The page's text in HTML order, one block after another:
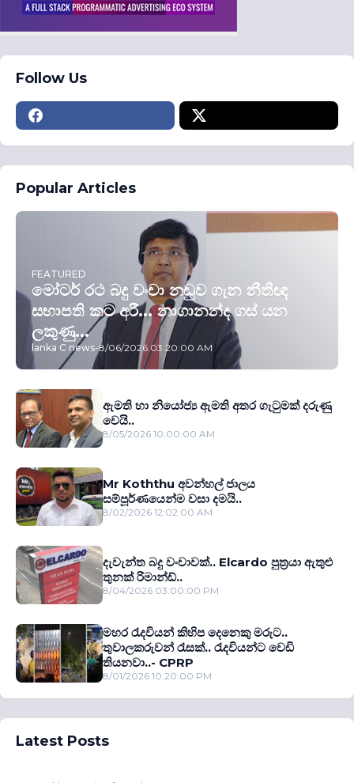
Follow Us
Popular Articles
FEATURED
මෝටර් රථ බදු වංචා නඩුව ගැන නීතීඥ
සභාපති කට අරී... නාගානන්ද ගස් යන
ලකුණු...
lanka C news-8/06/2026 03:20:00 AM
ඇමති හා නියෝජ්‍ය ඇමති අතර ගැටුමක් දරුණු
වෙයි..
8/05/2026 10:00:00 AM
Mr Koththu අවන්හල් ජාලය
සම්පූර්ණයෙන්ම වසා දමයි..
8/02/2026 12:02:00 AM
දැවැන්ත බදු වංචාවක්.. Elcardo පුත‍්‍රයා ඇතුළු
තුනක් රිමාන්ඩ්..
8/04/2026 03:00:00 PM
මහර රැදවියන් කිහිප දෙනෙකු මරුට..
තුවාලකරුවන් රැසක්.. රැදවියන්ට වෙඩි
තියනවා..- CPRP
8/01/2026 10:20:00 PM
Latest Posts